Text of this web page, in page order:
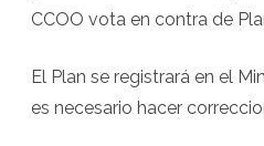
CCOO vota en contra de
El Plan se registrará en el
es necesario hacer